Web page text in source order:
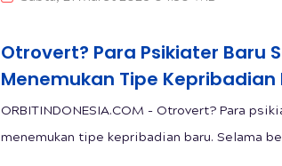
Otrovert? Para Psikiater Baru
Menemukan Tipe Kepribadian
ORBITINDONESIA.COM - Otrovert? Para
menemukan tipe kepribadian baru. Selama